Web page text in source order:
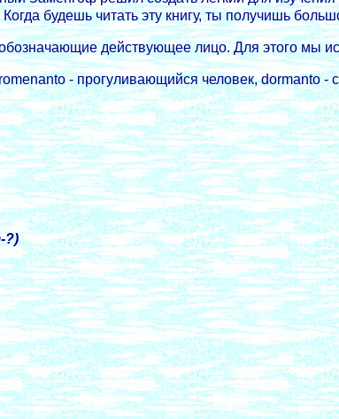
будешь читать эту книгу, ты получишь
действующее лицо. Для этого мы
- прогуливающийся человек, dormanto
?)